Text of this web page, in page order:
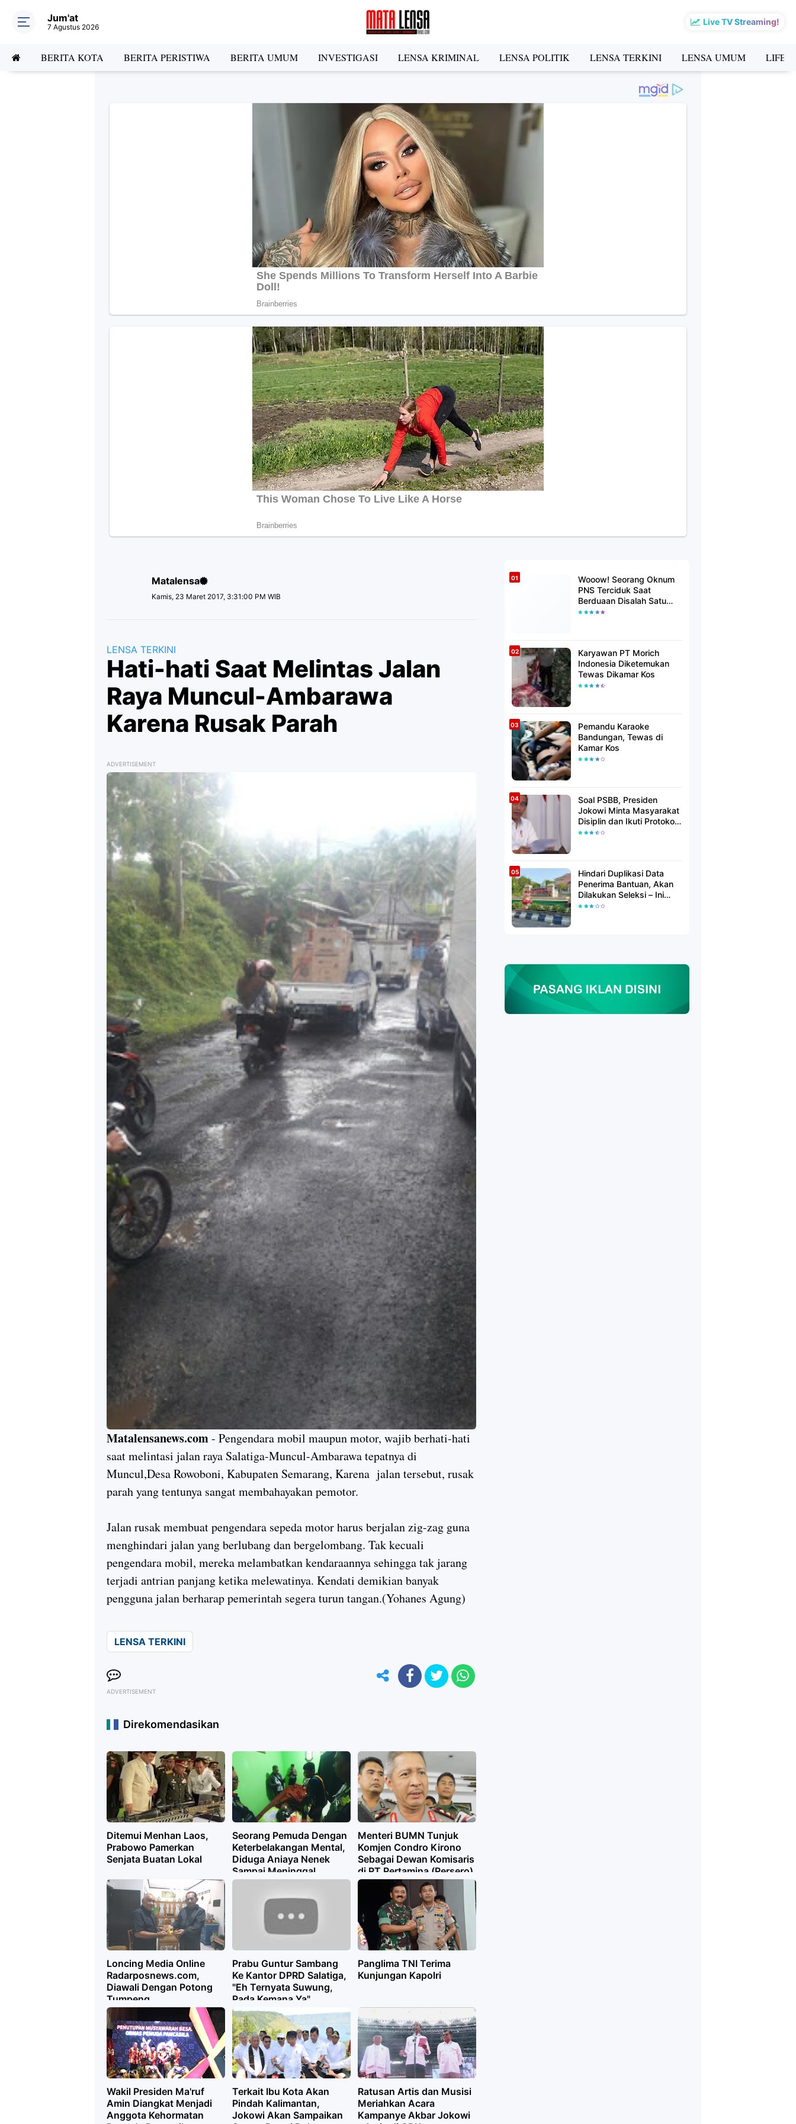
Live TV Streaming!
Jum'at
7 Agustus 2026
BERITA KOTA BERITA PERISTIWA BERITA UMUM INVESTIGASI LENSA KRIMINAL LENSA POLITIK LENSA TERKINI LENSA UMUM
Matalensa
Kamis, 23 Maret 2017, 3:31:00 PM WIB
LENSA TERKINI
Hati-hati Saat Melintas Jalan
Raya Muncul-Ambarawa
Karena Rusak Parah
ADVERTISEMENT
Matalensanews.com- Pengendara mobil maupun motor, wajib berhati-hati
saat melintasi jalan raya Salatiga-Muncul-Ambarawa tepatnya di
Muncul,Desa Rowoboni, Kabupaten Semarang, Karena jalan tersebut, rusak
parah yang tentunya sangat membahayakan pemotor.
Jalan rusak membuat pengendara sepeda motor harus berjalan zig-zag guna
menghindari jalan yang berlubang dan bergelombang. Tak kecuali
pengendara mobil, mereka melambatkan kendaraannya sehingga tak jarang
terjadi antrian panjang ketika melewatinya. Kendati demikian banyak
pengguna jalan berharap pemerintah segera turun tangan.(Yohanes Agung)
LENSA TERKINI
ADVERTISEMENT
Direkomendasikan
Ditemui Menhan Laos,
Prabowo Pamerkan
Senjata Buatan Lokal
Seorang Pemuda Dengan
Keterbelakangan Mental,
Diduga Aniaya Nenek
Sampai Meninggal
Menteri BUMN Tunjuk
Komjen Condro Kirono
Sebagai Dewan Komisaris
di PT Pertamina (Persero)
Loncing Media Online
Radarposnews.com,
Diawali Dengan Potong
Tumpeng
Prabu Guntur Sambang
Ke Kantor DPRD Salatiga,
"Eh Ternyata Suwung,
Pada Kemana Ya"
Panglima TNI Terima
Kunjungan Kapolri
Wakil Presiden Ma'ruf
Amin Diangkat Menjadi
Anggota Kehormatan
Terkait Ibu Kota Akan
Pindah Kalimantan,
Jokowi Akan Sampaikan
Ratusan Artis dan Musisi
Meriahkan Acara
Kampanye Akbar Jokowi
Wooow! Seorang Oknum
PNS Terciduk Saat
Berduaan Disalah Satu
Kamar Hotel Salatiga
Karyawan PT Morich
Indonesia Diketemukan
Tewas Dikamar Kos
Pemandu Karaoke
Bandungan, Tewas di
Kamar Kos
Soal PSBB, Presiden
Jokowi Minta Masyarakat
Disiplin dan Ikuti Protokol
Kesehatan
Hindari Duplikasi Data
Penerima Bantuan, Akan
Dilakukan Seleksi – Ini
Penjelasanya